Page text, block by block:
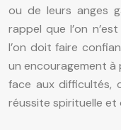
ou de leurs anges
rappel que l’on
l’on doit faire
un encouragement à
face aux difficultés,
réussite spirituelle et